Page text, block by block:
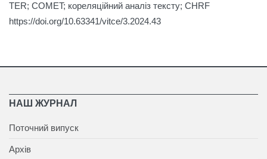
TER; COMET; кореляційний аналіз тексту; CHRF
https://doi.org/10.63341/vitce/3.2024.43
НАШ ЖУРНАЛ
Поточний випуск
Архів